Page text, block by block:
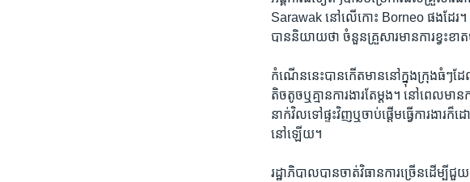
Sarawak នៅ​លើ​កោះ Borneo ផងដែរ។
បាន​និយាយថា ចំនួន​គ្រួសារ​មានការ​ខ្វះខ
កំណើន​នេះបានកើតមាននៅ​ក្នុង​ក្រុង​ធំៗ​ដ
តិច​តូច​ឬ​គ្មាន​ការ​ងារ​តែ​ម្តង។ នៅ​ពេលមា
នាក់​វិល​ទៅ​ផ្ទះ​វិញឬចាប់​ផ្តើមធ្វើ​ការ​ងារ
នៅឡើយ។
រដ្ឋាភិបាល​បាន​ចាត់​វិធានការច្រើន​ដើ